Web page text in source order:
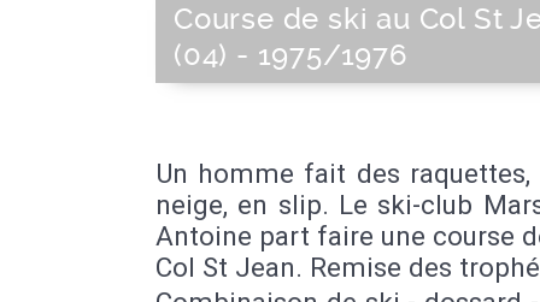
Course de ski au Col St
(04) - 1975/1976
Un homme fait des raquettes,
neige, en slip. Le ski-club
Antoine part faire une course
Col St Jean. Remise des